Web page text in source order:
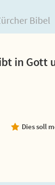
Bibel
in Gott
Dies soll